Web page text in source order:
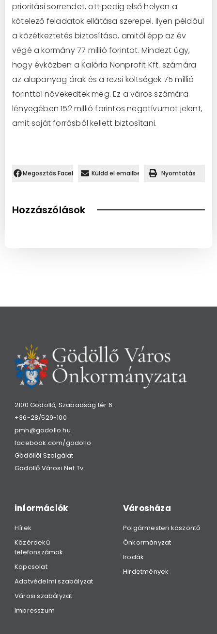
prioritási sorrendet, ott pedig első helyen a
kötelező feladatok ellátása szerepel. Ilyen például
a közétkeztetés biztosítása, amitől épp az év
végé a kormány 77 millió forintot. Mindezt úgy,
hogy évközben a Kalória Nonprofit Kft. számára
az alapanyag árak és a rezsi költségek 75 millió
forinttal növekedtek meg. Ez a város számára
lényegében 152 millió forintos negatívumot jelent,
amit saját forrásból kellett biztosítani.
Megosztás Facebookon.Küldd el emailben Nyomtatás
Hozzászólások
2100 Gödöllő, Szabadság tér 6.
+36-28/529-100
pmh@godollo.hu
facebook.com/godollo
Gödöllői Szolgálat
Gödöllő Városi Net Tv
információk
Hírek
Közérdekű
telefonszámok
Kapcsolat
Adatvédelmi szabályzat
Városi szabályzat
Impresszum
Városháza
Polgármesteri köszöntő
Önkormányzat
Irodák
Hirdetmények